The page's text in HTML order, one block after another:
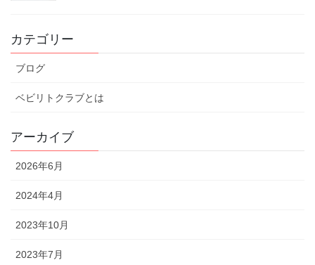
カテゴリー
ブログ
ベビリトクラブとは
アーカイブ
2026年6月
2024年4月
2023年10月
2023年7月